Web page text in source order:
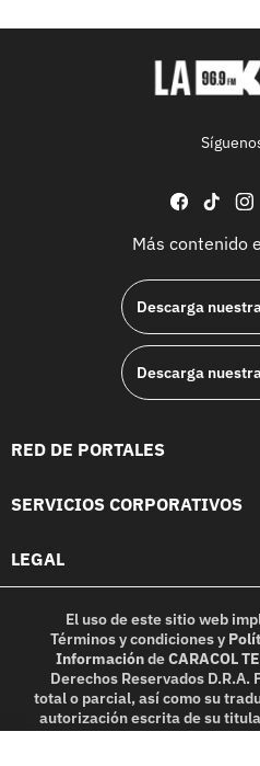
facebook
tiktok
Más contenido
Descarga
Descarga
RED DE PORTALES
SERVICIOS CORPORATIVOS
LEGAL
El uso de este sitio web
Términos y condicionesy
InformacióndeCARACOL
Derechos Reservados
total o parcial, así como su
autorización escrita de su
in part, or translation